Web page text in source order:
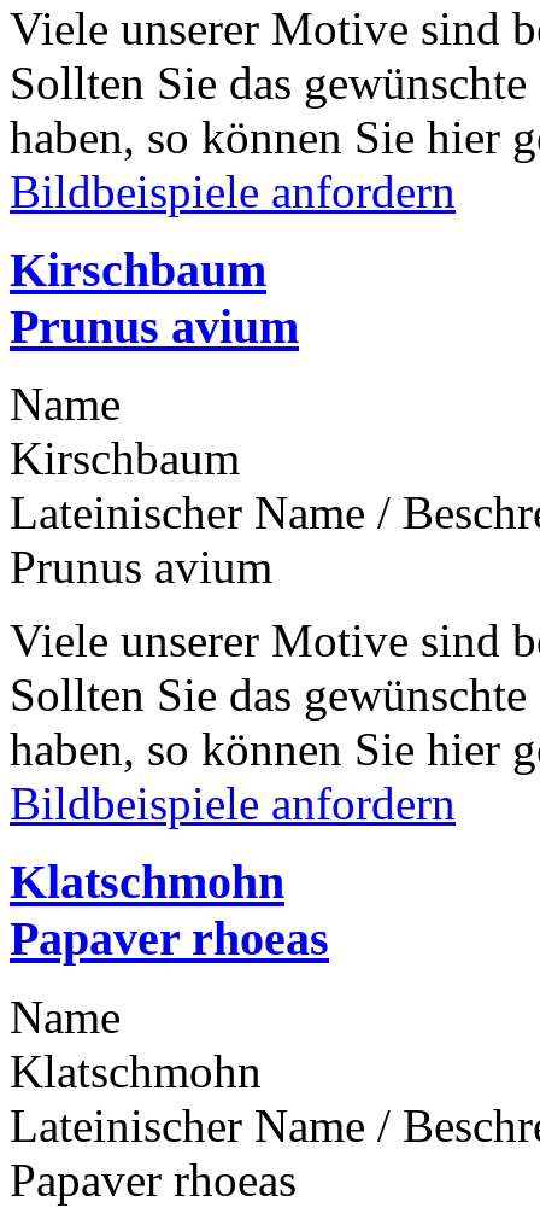
Viele unserer Motive sind
Sollten Sie das
haben, so können Sie hier
Bildbeispiele anfordern
Kirschbaum
Prunus avium
Name
Kirschbaum
Lateinischer Name /
Prunus avium
Viele unserer Motive sind
Sollten Sie das
haben, so können Sie hier
Bildbeispiele anfordern
Klatschmohn
Papaver rhoeas
Name
Klatschmohn
Lateinischer Name /
Papaver rhoeas